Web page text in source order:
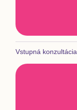
Vstupná konzultácia